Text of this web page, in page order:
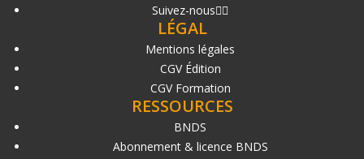
Suivez-nous
LÉGAL
Mentions légales
CGV Édition
CGV Formation
RESSOURCES
BNDS
Abonnement & licence BNDS